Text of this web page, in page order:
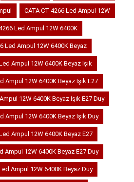
CATA CT 4266 Led Ampul 12W
Led Ampul 12W 6400K
Led Ampul 12W 6400K Beyaz
Ampul 12W 6400K Beyaz Işık
Ampul 12W 6400K Beyaz Işık E27
12W 6400K Beyaz Işık E27 Duy
Ampul 12W 6400K Beyaz Işık Duy
Ampul 12W 6400K Beyaz E27
Ampul 12W 6400K Beyaz E27 Duy
Ampul 12W 6400K Beyaz Duy